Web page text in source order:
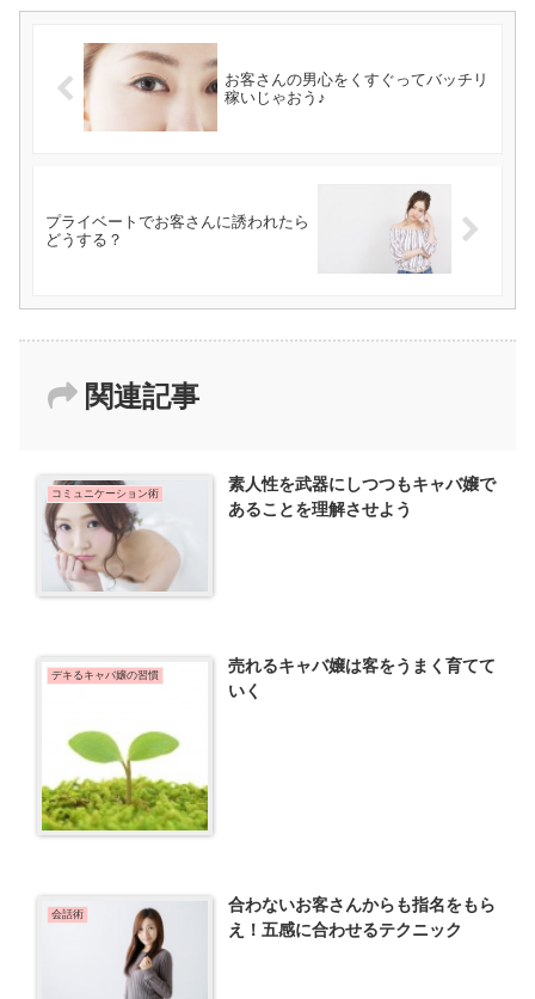
お客さんの男心をくすぐってバッチリ
稼いじゃおう♪
プライベートでお客さんに誘われたら
どうする？
関連記事
コミュニケーション術
素人性を武器にしつつもキャバ嬢で
あることを理解させよう
デキるキャバ嬢の習慣
売れるキャバ嬢は客をうまく育てて
いく
会話術
合わないお客さんからも指名をもら
え！五感に合わせるテクニック